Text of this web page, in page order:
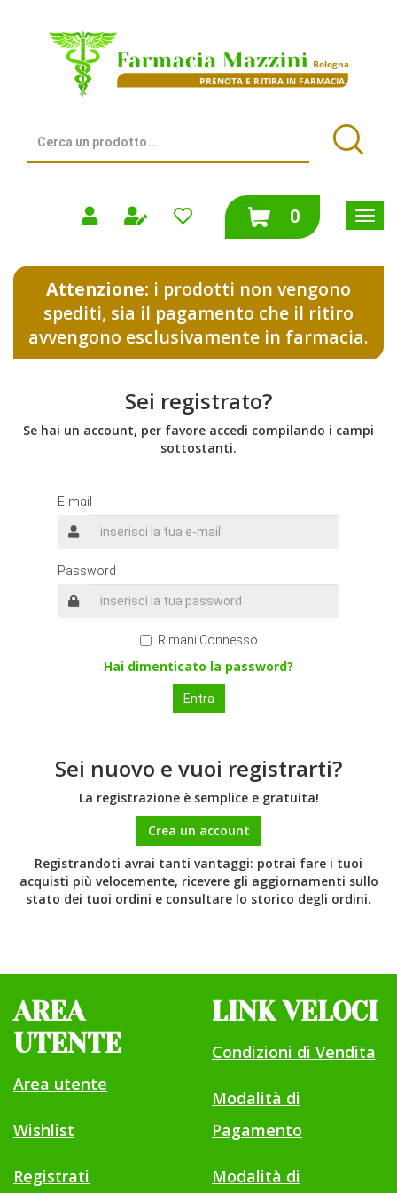
contenuto
Farmacia
Prodotto
0prodotti
inseriti
Attenzione: i prodotti non vengono
spediti, sia il pagamento che il ritiro
avvengono esclusivamente in farmacia.
Sei registrato?
Se hai un account, per favore accedi compilando i campi
sottostanti.
E-mail
Password
Rimani Connesso
Hai dimenticato la password?
Sei nuovo e vuoi registrarti?
La registrazione è semplice e gratuita!
Crea un account
Registrandoti avrai tanti vantaggi: potrai fare i tuoi
acquisti più velocemente, ricevere gli aggiornamenti sullo
stato dei tuoi ordini e consultare lo storico degli ordini.
AREA
UTENTE
Area utente
Wishlist
Registrati
LINK VELOCI
Condizioni di Vendita
Modalità di
Pagamento
Modalità di